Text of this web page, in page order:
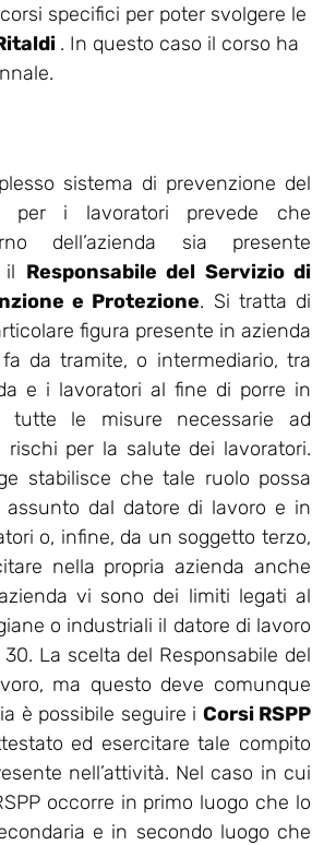
specifici per poter svolgere le
. In questo caso il corso ha
sistema di prevenzione del
per i lavoratori prevede che
dell’azienda sia presente
il Responsabile del Servizio di
e Protezione. Si tratta di
figura presente in azienda
da tramite, o intermediario, tra
e i lavoratori al fine di porre in
tutte le misure necessarie ad
rischi per la salute dei lavoratori.
stabilisce che tale ruolo possa
assunto dal datore di lavoro e in
o, infine, da un soggetto terzo,
nella propria azienda anche
vi sono dei limiti legati al
o industriali il datore di lavoro
La scelta del Responsabile del
ma questo deve comunque
è possibile seguire i Corsi RSPP
ed esercitare tale compito
nell’attività. Nel caso in cui
occorre in primo luogo che lo
e in secondo luogo che